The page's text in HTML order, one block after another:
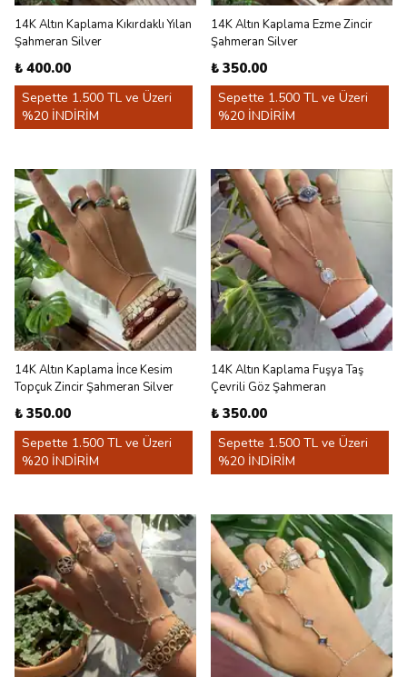
14K Altın Kaplama Kıkırdaklı Yılan
Şahmeran Silver
₺ 400.00
Sepette 1.500 TL ve Üzeri
%20 İNDİRİM
14K Altın Kaplama Ezme Zincir
Şahmeran Silver
₺ 350.00
Sepette 1.500 TL ve Üzeri
%20 İNDİRİM
14K Altın Kaplama İnce Kesim
Topçuk Zincir Şahmeran Silver
₺ 350.00
Sepette 1.500 TL ve Üzeri
%20 İNDİRİM
14K Altın Kaplama Fuşya Taş
Çevrili Göz Şahmeran
₺ 350.00
Sepette 1.500 TL ve Üzeri
%20 İNDİRİM